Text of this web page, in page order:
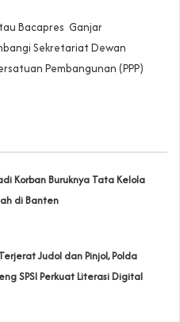
Bacapres Ganjar
Sekretariat Dewan
Pembangunan (PPP)
Korban Buruknya Tata Kelola
di Banten
Judol dan Pinjol, Polda
SPSI Perkuat Literasi Digital